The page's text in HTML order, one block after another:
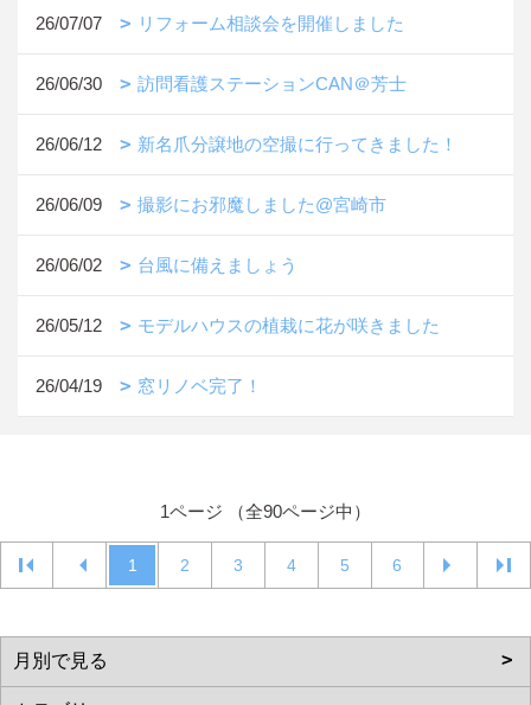
26/07/07 リフォーム相談会を開催しました
26/06/30 訪問看護ステーションCAN＠芳士
26/06/12 新名爪分譲地の空撮に行ってきました！
26/06/09 撮影にお邪魔しました@宮崎市
26/06/02 台風に備えましょう
26/05/12 モデルハウスの植栽に花が咲きました
26/04/19 窓リノベ完了！
1ページ （全90ページ中）
1 2 3 4 5 6